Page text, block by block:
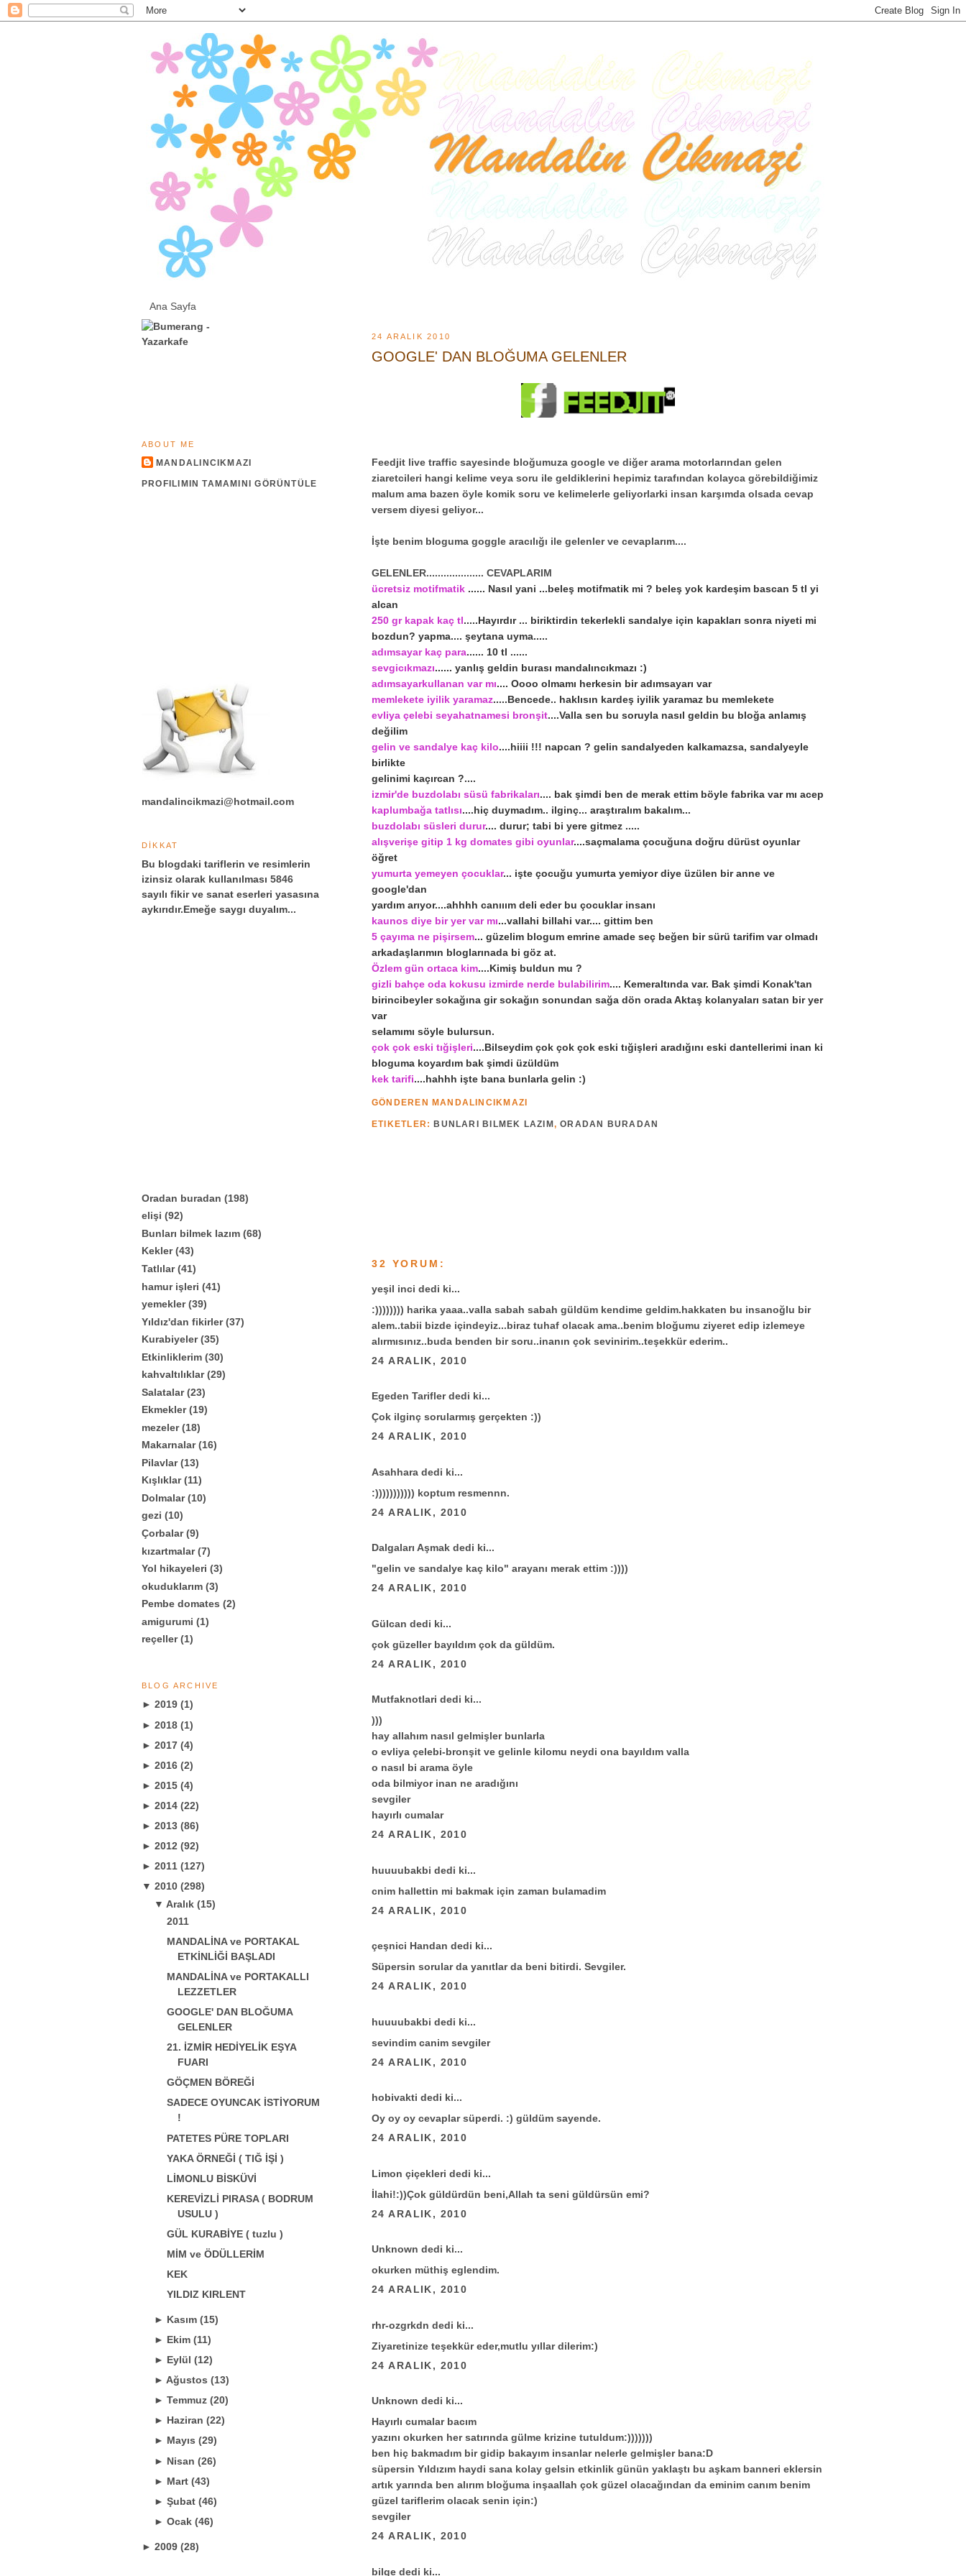
Ana Sayfa
24 ARALIK 2010
GOOGLE' DAN BLOĞUMA GELENLER
Feedjit live traffic sayesinde bloğumuza google ve diğer arama motorlarından gelen
ziaretcileri hangi kelime veya soru ile geldiklerini hepimiz tarafından kolayca görebildiğimiz
malum ama bazen öyle komik soru ve kelimelerle geliyorlarki insan karşımda olsada cevap
versem diyesi geliyor...
İşte benim bloguma goggle aracılığı ile gelenler ve cevaplarım....
GELENLER.................... CEVAPLARIM
ücretsiz motifmatik ...... Nasıl yani ...beleş motifmatik mi ? beleş yok kardeşim bascan 5 tl yi
alcan
250 gr kapak kaç tl.....Hayırdır ... biriktirdin tekerlekli sandalye için kapakları sonra niyeti mi
bozdun? yapma.... şeytana uyma.....
adımsayar kaç para...... 10 tl ......
sevgicıkmazı...... yanlış geldin burası mandalıncıkmazı :)
adımsayarkullanan var mı.... Oooo olmamı herkesin bir adımsayarı var
memlekete iyilik yaramaz.....Bencede.. haklısın kardeş iyilik yaramaz bu memlekete
evliya çelebi seyahatnamesi bronşit....Valla sen bu soruyla nasıl geldin bu bloğa anlamış
değilim
gelin ve sandalye kaç kilo....hiiii !!! napcan ? gelin sandalyeden kalkamazsa, sandalyeyle
birlikte
gelinimi kaçırcan ?....
izmir'de buzdolabı süsü fabrikaları.... bak şimdi ben de merak ettim böyle fabrika var mı acep
kaplumbağa tatlısı....hiç duymadım.. ilginç... araştıralım bakalım...
buzdolabı süsleri durur.... durur; tabi bi yere gitmez .....
alışverişe gitip 1 kg domates gibi oyunlar....saçmalama çocuğuna doğru dürüst oyunlar
öğret
yumurta yemeyen çocuklar... işte çocuğu yumurta yemiyor diye üzülen bir anne ve
google'dan
yardım arıyor....ahhhh canııım deli eder bu çocuklar insanı
kaunos diye bir yer var mı...vallahi billahi var.... gittim ben
5 çayıma ne pişirsem... güzelim blogum emrine amade seç beğen bir sürü tarifim var olmadı
arkadaşlarımın bloglarınada bi göz at.
Özlem gün ortaca kim....Kimiş buldun mu ?
gizli bahçe oda kokusu izmirde nerde bulabilirim.... Kemeraltında var. Bak şimdi Konak'tan
birincibeyler sokağına gir sokağın sonundan sağa dön orada Aktaş kolanyaları satan bir yer
var
selamımı söyle bulursun.
çok çok eski tığişleri....Bilseydim çok çok çok eski tığişleri aradığını eski dantellerimi inan ki
bloguma koyardım bak şimdi üzüldüm
kek tarifi....hahhh işte bana bunlarla gelin :)
GÖNDEREN MANDALINCIKMAZI
ETIKETLER:BUNLARI BILMEK LAZIM,ORADAN BURADAN
32 YORUM:
yeşil inci dedi ki...
:)))))))) harika yaaa..valla sabah sabah güldüm kendime geldim.hakkaten bu insanoğlu bir
alem..tabii bizde içindeyiz...biraz tuhaf olacak ama..benim bloğumu ziyeret edip izlemeye
alırmısınız..buda benden bir soru..inanın çok sevinirim..teşekkür ederim..
24 ARALIK, 2010
Egeden Tariflerdedi ki...
Çok ilginç sorularmış gerçekten :))
24 ARALIK, 2010
Asahhara dedi ki...
:))))))))))) koptum resmennn.
24 ARALIK, 2010
Dalgaları Aşmak dedi ki...
"gelin ve sandalye kaç kilo" arayanı merak ettim :))))
24 ARALIK, 2010
Gülcan dedi ki...
çok güzeller bayıldım çok da güldüm.
24 ARALIK, 2010
Mutfaknotlari dedi ki...
)))
hay allahım nasıl gelmişler bunlarla
o evliya çelebi-bronşit ve gelinle kilomu neydi ona bayıldım valla
o nasıl bi arama öyle
oda bilmiyor inan ne aradığını
sevgiler
hayırlı cumalar
24 ARALIK, 2010
huuuubakbi dedi ki...
cnim hallettin mi bakmak için zaman bulamadim
24 ARALIK, 2010
çeşnici Handan dedi ki...
Süpersin sorular da yanıtlar da beni bitirdi. Sevgiler.
24 ARALIK, 2010
huuuubakbi dedi ki...
sevindim canim sevgiler
24 ARALIK, 2010
hobivakti dedi ki...
Oy oy oy cevaplar süperdi. :) güldüm sayende.
24 ARALIK, 2010
Limon çiçekleri dedi ki...
İlahi!:))Çok güldürdün beni,Allah ta seni güldürsün emi?
24 ARALIK, 2010
Unknown dedi ki...
okurken müthiş eglendim.
24 ARALIK, 2010
rhr-ozgrkdn dedi ki...
Ziyaretinize teşekkür eder,mutlu yıllar dilerim:)
24 ARALIK, 2010
Unknown dedi ki...
Hayırlı cumalar bacım
yazını okurken her satırında gülme krizine tutuldum:)))))))
ben hiç bakmadım bir gidip bakayım insanlar nelerle gelmişler bana:D
süpersin Yıldızım haydi sana kolay gelsin etkinlik günün yaklaştı bu aşkam banneri eklersin
artık yarında ben alırım bloğuma inşaallah çok güzel olacağından da eminim canım benim
güzel tariflerim olacak senin için:)
sevgiler
24 ARALIK, 2010
bilge dedi ki...
ABOUT ME
MANDALINCIKMAZI
PROFILIMIN TAMAMINI GÖRÜNTÜLE
mandalincikmazi@hotmail.com
DİKKAT
Bu blogdaki tariflerin ve resimlerin
izinsiz olarak kullanılması 5846
sayılı fikir ve sanat eserleri yasasına
aykırıdır.Emeğe saygı duyalım...
Oradan buradan (198)
elişi (92)
Bunları bilmek lazım (68)
Kekler (43)
Tatlılar (41)
hamur işleri (41)
yemekler (39)
Yıldız'dan fikirler (37)
Kurabiyeler (35)
Etkinliklerim (30)
kahvaltılıklar (29)
Salatalar (23)
Ekmekler (19)
mezeler (18)
Makarnalar (16)
Pilavlar (13)
Kışlıklar (11)
Dolmalar (10)
gezi (10)
Çorbalar (9)
kızartmalar (7)
Yol hikayeleri (3)
okuduklarım (3)
Pembe domates (2)
amigurumi (1)
reçeller (1)
BLOG ARCHIVE
► 2019 (1)
► 2018 (1)
► 2017 (4)
► 2016 (2)
► 2015 (4)
► 2014 (22)
► 2013 (86)
► 2012 (92)
► 2011 (127)
▼ 2010 (298)
▼ Aralık (15)
2011
MANDALİNA ve PORTAKAL
ETKİNLİĞİ BAŞLADI
MANDALİNA ve PORTAKALLI
LEZZETLER
GOOGLE' DAN BLOĞUMA
GELENLER
21. İZMİR HEDİYELİK EŞYA
FUARI
GÖÇMEN BÖREĞİ
SADECE OYUNCAK İSTİYORUM
!
PATETES PÜRE TOPLARI
YAKA ÖRNEĞİ ( TIĞ İŞİ )
LİMONLU BİSKÜVİ
KEREVİZLİ PIRASA ( BODRUM
USULU )
GÜL KURABİYE ( tuzlu )
MİM ve ÖDÜLLERİM
KEK
YILDIZ KIRLENT
► Kasım (15)
► Ekim (11)
► Eylül (12)
► Ağustos (13)
► Temmuz (20)
► Haziran (22)
► Mayıs (29)
► Nisan (26)
► Mart (43)
► Şubat (46)
► Ocak (46)
► 2009 (28)